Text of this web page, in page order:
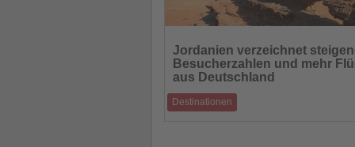
Sie
die
Nachrichten
Jordanien verzeichnet
Besucherzahlen und mehr
aus Deutschland
Destinationen